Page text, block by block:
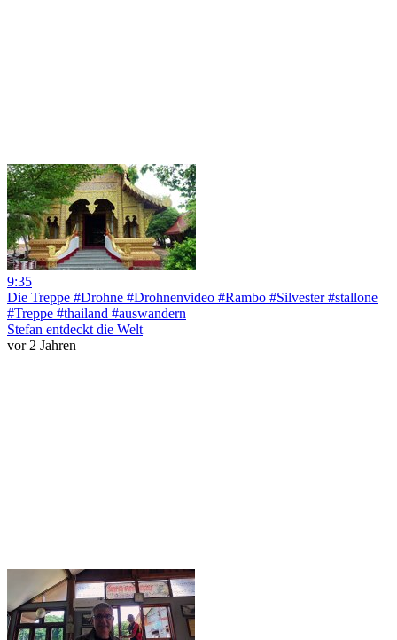
9:35
Die Treppe #Drohne #Drohnenvideo #Rambo #Silvester #stallone
#Treppe #thailand #auswandern
Stefan entdeckt die Welt
vor 2 Jahren